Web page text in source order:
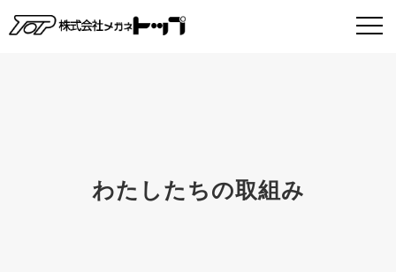
わたしたちの取組み